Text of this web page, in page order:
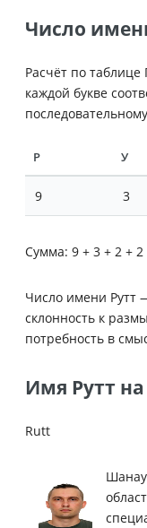
Число
Расчёт по таблице
каждой букве
Р У
9 3
Сумма: 9 + 3 + 2 + 2
Число имени Рутт
склонность к
потребность в
Имя Рутт
Rutt